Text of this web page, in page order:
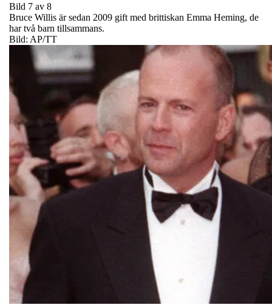
Bild 7 av 8
Bruce Willis är sedan 2009 gift med brittiskan Emma Heming, de
har två barn tillsammans.
Bild: AP/TT